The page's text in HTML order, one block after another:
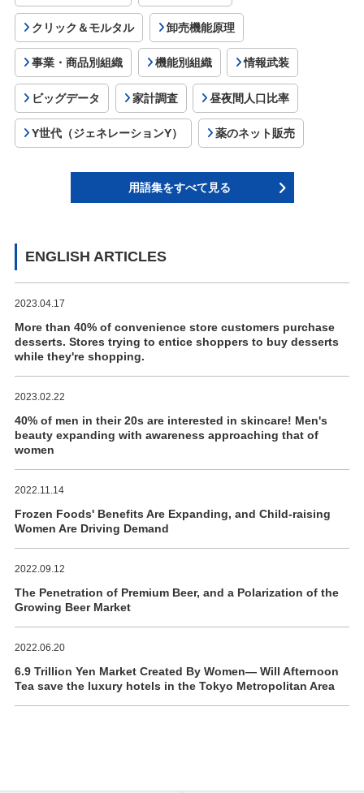
クリック＆モルタル 卸売機能原理
事業・商品別組織 機能別組織 情報武装
ビッグデータ 家計調査 昼夜間人口比率
Y世代（ジェネレーションY） 薬のネット販売
用語集をすべて見る
ENGLISH ARTICLES
2023.04.17
More than 40% of convenience store customers purchase
desserts. Stores trying to entice shoppers to buy desserts
while they're shopping.
2023.02.22
40% of men in their 20s are interested in skincare! Men's
beauty expanding with awareness approaching that of
women
2022.11.14
Frozen Foods' Benefits Are Expanding, and Child-raising
Women Are Driving Demand
2022.09.12
The Penetration of Premium Beer, and a Polarization of the
Growing Beer Market
2022.06.20
6.9 Trillion Yen Market Created By Women― Will Afternoon
Tea save the luxury hotels in the Tokyo Metropolitan Area